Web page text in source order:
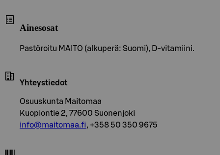
Ainesosat
Pastöroitu MAITO (alkuperä: Suomi), D-vitamiini.
Yhteystiedot
Osuuskunta Maitomaa
Kuopiontie 2, 77600 Suonenjoki
info@maitomaa.fi, +358 50 350 9675